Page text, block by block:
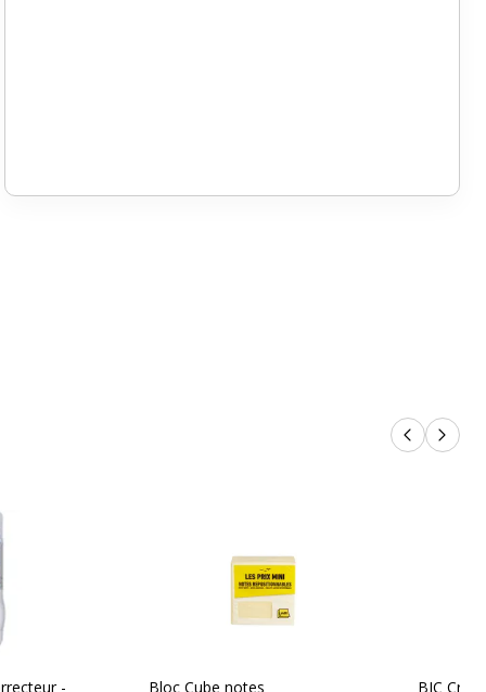
Produits
-
Bloc Cube notes
BIC